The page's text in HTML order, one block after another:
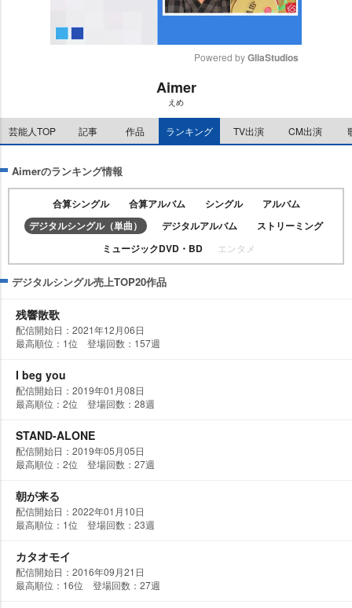
t
e
Powered by GliaStudios
Aimer
えめ
芸能人TOP 記事 作品 ランキング TV出演 CM出演
Aimerのランキング情報
合算シングル 合算アルバム シングル
アルバム
デジタルシングル（単曲）
デジタルアルバム
ストリーミング
ミュージックDVD・BD
エンタメ
デジタルシングル売上TOP20作品
残響散歌
配信開始日：2021年12月06日
最高順位：1位 登場回数：157週
I beg you
配信開始日：2019年01月08日
最高順位：2位 登場回数：28週
STAND-ALONE
配信開始日：2019年05月05日
最高順位：2位 登場回数：27週
朝が来る
配信開始日：2022年01月10日
最高順位：1位 登場回数：23週
カタオモイ
配信開始日：2016年09月21日
最高順位：16位 登場回数：27週